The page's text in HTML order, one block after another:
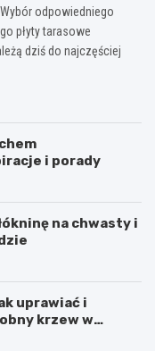
odpowiedniego
płyty tarasowe
dziś do najczęściej
i porady
na chwasty i
uprawiać i
krzew w